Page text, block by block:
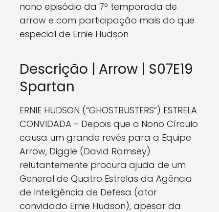
nono episódio da 7º temporada de
arrow e com participação mais do que
especial de Ernie Hudson
Descrição | Arrow | S07E19
Spartan
ERNIE HUDSON (“GHOSTBUSTERS”) ESTRELA
CONVIDADA - Depois que o Nono Círculo
causa um grande revés para a Equipe
Arrow, Diggle (David Ramsey)
relutantemente procura ajuda de um
General de Quatro Estrelas da Agência
de Inteligência de Defesa (ator
convidado Ernie Hudson), apesar da